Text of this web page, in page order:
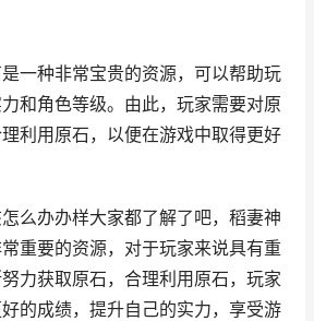
一种非常宝贵的资源，可以帮助玩
和角色等级。由此，玩家需要对原
利用原石，以便在游戏中取得更好
么办办样大家都了解了吧，稻妻神
重要的资源，对于玩家来说具有重
力获取原石，合理利用原石，玩家
的成绩，提升自己的实力，享受游